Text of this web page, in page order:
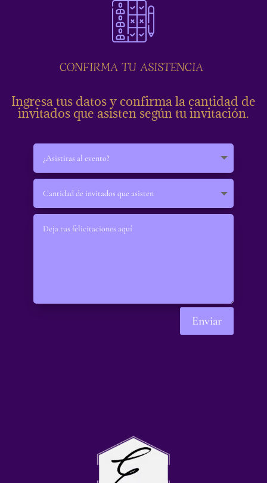
invitados que asisten según tu invitación.
Enviar